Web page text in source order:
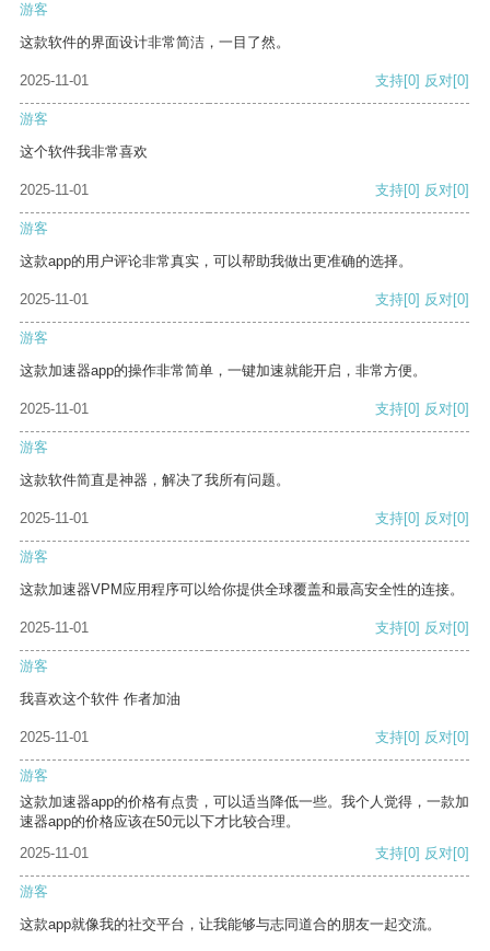
游客
这款软件的界面设计非常简洁，一目了然。
2025-11-01 支持[0] 反对[0]
游客
这个软件我非常喜欢
2025-11-01 支持[0] 反对[0]
游客
这款app的用户评论非常真实，可以帮助我做出更准确的选择。
2025-11-01 支持[0] 反对[0]
游客
这款加速器app的操作非常简单，一键加速就能开启，非常方便。
2025-11-01 支持[0] 反对[0]
游客
这款软件简直是神器，解决了我所有问题。
2025-11-01 支持[0] 反对[0]
游客
这款加速器VPM应用程序可以给你提供全球覆盖和最高安全性的连接。
2025-11-01 支持[0] 反对[0]
游客
我喜欢这个软件 作者加油
2025-11-01 支持[0] 反对[0]
游客
这款加速器app的价格有点贵，可以适当降低一些。我个人觉得，一款加
速器app的价格应该在50元以下才比较合理。
2025-11-01
支持[0] 反对[0]
游客
这款app就像我的社交平台，让我能够与志同道合的朋友一起交流。